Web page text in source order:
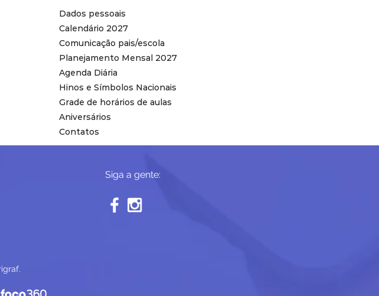
Dados pessoais
Calendário 2027
Comunicação pais/escola
Planejamento Mensal 2027
Agenda Diária
Hinos e Símbolos Nacionais
Grade de horários de aulas
Aniversários
Contatos
Siga a gente: